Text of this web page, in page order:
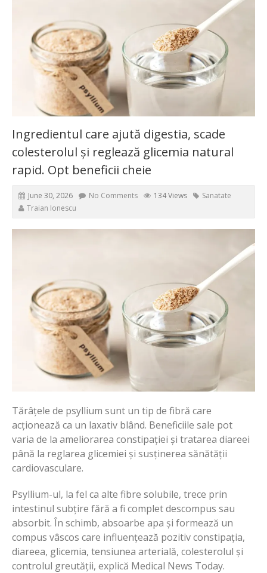
Ingredientul care ajută digestia, scade
colesterolul și reglează glicemia natural
rapid. Opt beneficii cheie
June 30, 2026 No Comments 134 Views
Sanatate
Traian Ionescu
Tărâțele de psyllium sunt un tip de fibră care
acționează ca un laxativ blând. Beneficiile sale pot
varia de la ameliorarea constipației și tratarea diareei
până la reglarea glicemiei și susținerea sănătății
cardiovasculare.
Psyllium-ul, la fel ca alte fibre solubile, trece prin
intestinul subțire fără a fi complet descompus sau
absorbit. În schimb, absoarbe apa și formează un
compus vâscos care influențează pozitiv constipația,
diareea, glicemia, tensiunea arterială, colesterolul și
controlul greutății, explică Medical News Today.